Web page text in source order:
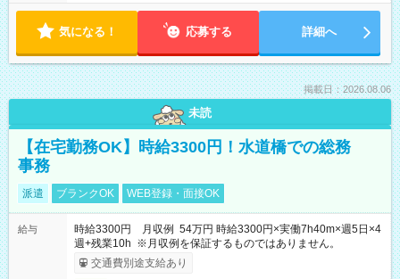
気になる！ 応募する 詳細へ
掲載日：2026.08.06
未読
【在宅勤務OK】時給3300円！水道橋での総務
事務
派遣 ブランクOK WEB登録・面接OK
給与
時給3300円 月収例 54万円 時給3300円×実働7h40m×週5日×4
週+残業10h ※月収例を保証するものではありません。
交通費別途支給あり